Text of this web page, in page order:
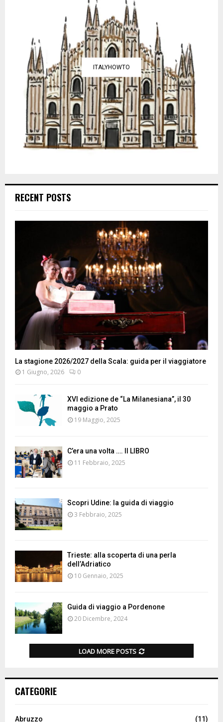
ITALYHOWTO
RECENT POSTS
La stagione 2026/2027 della Scala: guida per il viaggiatore
1 Giugno, 2026 0
XVI edizione de “La Milanesiana”, il 30
maggio a Prato
19 Maggio, 2025
C’era una volta …. Il LIBRO
11 Febbraio, 2025
Scopri Udine: la guida di viaggio
3 Febbraio, 2025
Trieste: alla scoperta di una perla
dell’Adriatico
10 Gennaio, 2025
Guida di viaggio a Pordenone
20 Dicembre, 2024
LOAD MORE POSTS
CATEGORIE
Abruzzo (11)